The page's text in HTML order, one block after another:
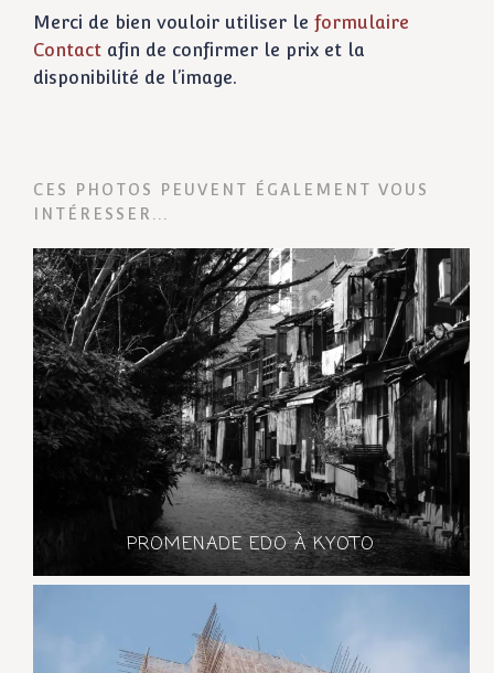
Merci de bien vouloir utiliser le formulaire
Contact afin de confirmer le prix et la
disponibilité de l’image.
CES PHOTOS PEUVENT ÉGALEMENT VOUS
INTÉRESSER...
PROMENADE EDO À KYOTO